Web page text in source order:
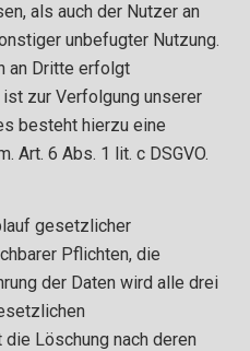
als auch der Nutzer an
unbefugter Nutzung.
an Dritte erfolgt
zur Verfolgung unserer
besteht hierzu eine
Art. 6 Abs. 1 lit. c DSGVO.
gesetzlicher
Pflichten, die
der Daten wird alle drei
Löschung nach deren